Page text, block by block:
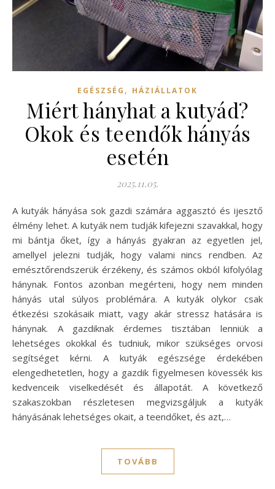
EGÉSZSÉG , HÁZIÁLLATOK
Miért hányhat a kutyád?
Okok és teendők hányás
esetén
2025.11.05.
A kutyák hányása sok gazdi számára aggasztó és ijesztő
élmény lehet. A kutyák nem tudják kifejezni szavakkal, hogy
mi bántja őket, így a hányás gyakran az egyetlen jel,
amellyel jelezni tudják, hogy valami nincs rendben. Az
emésztőrendszerük érzékeny, és számos okból kifolyólag
hánynak. Fontos azonban megérteni, hogy nem minden
hányás utal súlyos problémára. A kutyák olykor csak
étkezési szokásaik miatt, vagy akár stressz hatására is
hánynak. A gazdiknak érdemes tisztában lenniük a
lehetséges okokkal és tudniuk, mikor szükséges orvosi
segítséget kérni. A kutyák egészsége érdekében
elengedhetetlen, hogy a gazdik figyelmesen kövessék kis
kedvenceik viselkedését és állapotát. A következő
szakaszokban részletesen megvizsgáljuk a kutyák
hányásának lehetséges okait, a teendőket, és azt,…
TOVÁBB